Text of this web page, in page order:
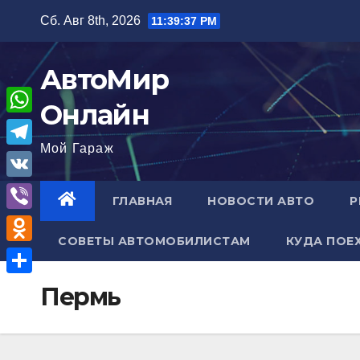
содержимому
Сб. Авг 8th, 2026 11:39:38 PM
АвтоМир
Онлайн
Мой Гараж
ГЛАВНАЯ НОВОСТИ АВТО
СОВЕТЫ АВТОМОБИЛИСТАМ КУДА
Пермь
W
h
a
A
T
e
l
e
g
m
V
K
V
i
b
O
o
п